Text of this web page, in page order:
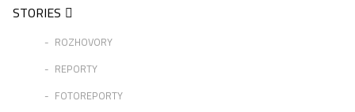
STORIES
ROZHOVORY
REPORTY
FOTOREPORTY